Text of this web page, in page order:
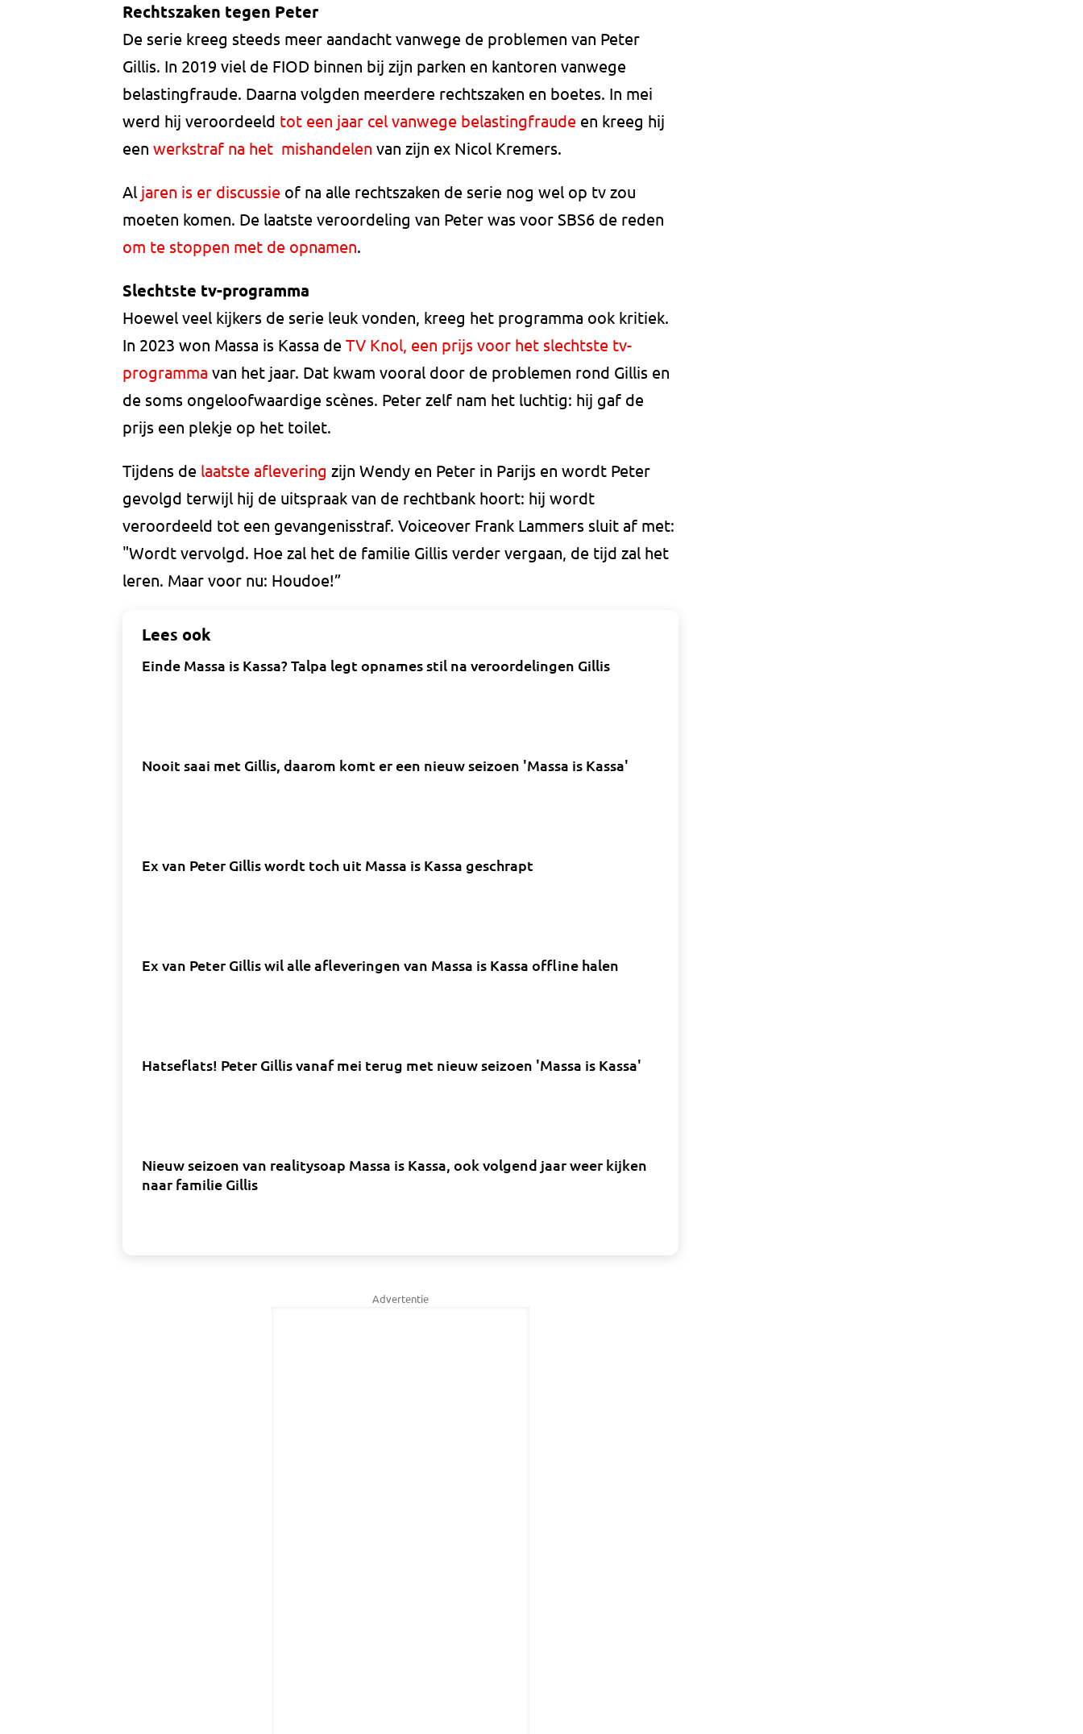
Rechtszaken tegen Peter
De serie kreeg steeds meer aandacht vanwege de problemen van Peter
Gillis. In 2019 viel de FIOD binnen bij zijn parken en kantoren vanwege
belastingfraude. Daarna volgden meerdere rechtszaken en boetes. In mei
werd hij veroordeeld tot een jaar cel vanwege belastingfraude en kreeg hij
een werkstraf na het mishandelen van zijn ex Nicol Kremers.
Al jaren is er discussie of na alle rechtszaken de serie nog wel op tv zou
moeten komen. De laatste veroordeling van Peter was voor SBS6 de reden
om te stoppen met de opnamen.
Slechtste tv-programma
Hoewel veel kijkers de serie leuk vonden, kreeg het programma ook kritiek.
In 2023 won Massa is Kassa de TV Knol, een prijs voor het slechtste tv-
programma van het jaar. Dat kwam vooral door de problemen rond Gillis en
de soms ongeloofwaardige scènes. Peter zelf nam het luchtig: hij gaf de
prijs een plekje op het toilet.
Tijdens de laatste aflevering zijn Wendy en Peter in Parijs en wordt Peter
gevolgd terwijl hij de uitspraak van de rechtbank hoort: hij wordt
veroordeeld tot een gevangenisstraf. Voiceover Frank Lammers sluit af met:
"Wordt vervolgd. Hoe zal het de familie Gillis verder vergaan, de tijd zal het
leren. Maar voor nu: Houdoe!”
Lees ook
Einde Massa is Kassa? Talpa legt opnames stil na veroordelingen Gillis
Nooit saai met Gillis, daarom komt er een nieuw seizoen 'Massa is Kassa'
Ex van Peter Gillis wordt toch uit Massa is Kassa geschrapt
Ex van Peter Gillis wil alle afleveringen van Massa is Kassa offline halen
Hatseflats! Peter Gillis vanaf mei terug met nieuw seizoen 'Massa is Kassa'
Nieuw seizoen van realitysoap Massa is Kassa, ook volgend jaar weer kijken
naar familie Gillis
Advertentie